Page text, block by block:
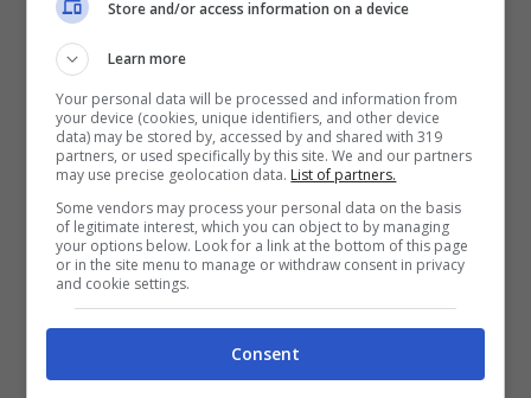
pace car nella 500 miglia di Indianapolis.
Lasciò tutti a bocca aperta.
La versione Limo della
Viper
L’inedita limousine, forse, vi scioccherà per
altri motivi. Lunga ben 25 piedi, nel 2012,
fu messa in vendita su eBay. E’ riapparsa
nell’ottobre 2022 ed è stata messa in
Store and/or access information on a device
Learn more
Your personal data will be processed and information from
your device (cookies, unique identifiers, and other device
data) may be stored by, accessed by and shared with 319
partners, or used specifically by this site. We and our partners
may use precise geolocation data. List of partners.
Some vendors may process your personal data on the basis
of legitimate interest, which you can object to by managing
your options below. Look for a link at the bottom of this page
or in the site menu to manage or withdraw consent in privacy
and cookie settings.
Consent